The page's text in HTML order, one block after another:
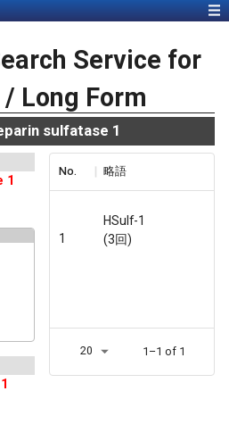
Service for
Long Form
sulfatase 1
1
No. 略語
1
HSulf-1
(3回)
20 1–1 of 1